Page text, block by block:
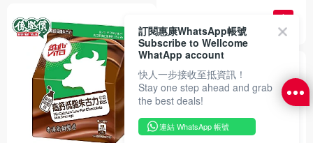
$8.50
訂閱惠康WhatsApp帳號
Subscribe to Wellcome
WhatApp account
快人一步接收至抵資訊！
Stay one step ahead and grab
the best deals!
連結 WhatsApp 帳號